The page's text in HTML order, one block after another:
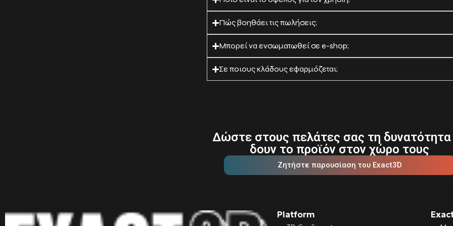
Πώς βοηθάει τις πωλήσεις;
Μπορεί να ενσωματωθεί σε e-shop;
Σε ποιους κλάδους εφαρμόζεται;
Δώστε στους πελάτες σας τη δυνατότητα
δουν το προϊόν στον χώρο τους
Ζητήστε παρουσίαση του Exact3D
Platform